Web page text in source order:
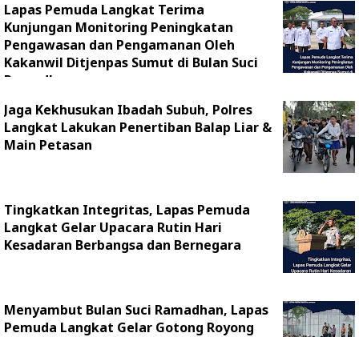
Lapas Pemuda Langkat Terima
Kunjungan Monitoring Peningkatan
Pengawasan dan Pengamanan Oleh
Kakanwil Ditjenpas Sumut di Bulan Suci
Ramadhan
Jaga Kekhusukan Ibadah Subuh, Polres
Langkat Lakukan Penertiban Balap Liar &
Main Petasan
Tingkatkan Integritas, Lapas Pemuda
Langkat Gelar Upacara Rutin Hari
Kesadaran Berbangsa dan Bernegara
Menyambut Bulan Suci Ramadhan, Lapas
Pemuda Langkat Gelar Gotong Royong